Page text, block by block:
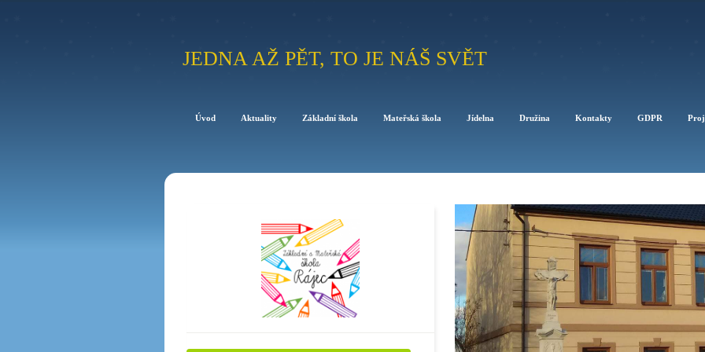
JEDNA AŽ PĚT, TO JE NÁŠ SVĚT
Úvod Aktuality Základní škola Mateřská škola Jídelna Družina Kontakty GDPR